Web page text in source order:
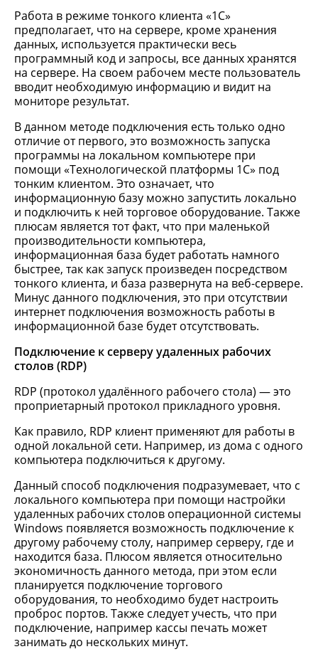
Работа в режиме тонкого клиента «1С»
предполагает, что на сервере, кроме хранения
данных, используется практически весь
программный код и запросы, все данных хранятся
на сервере. На своем рабочем месте пользователь
вводит необходимую информацию и видит на
мониторе результат.
В данном методе подключения есть только одно
отличие от первого, это возможность запуска
программы на локальном компьютере при
помощи «Технологической платформы 1С» под
тонким клиентом. Это означает, что
информационную базу можно запустить локально
и подключить к ней торговое оборудование. Также
плюсам является тот факт, что при маленькой
производительности компьютера,
информационная база будет работать намного
быстрее, так как запуск произведен посредством
тонкого клиента, и база развернута на веб-сервере.
Минус данного подключения, это при отсутствии
интернет подключения возможность работы в
информационной базе будет отсутствовать.
Подключение к серверу удаленных рабочих
столов (RDP)
RDP (протокол удалённого рабочего стола) — это
проприетарный протокол прикладного уровня.
Как правило, RDP клиент применяют для работы в
одной локальной сети. Например, из дома с одного
компьютера подключиться к другому.
Данный способ подключения подразумевает, что с
локального компьютера при помощи настройки
удаленных рабочих столов операционной системы
Windows появляется возможность подключение к
другому рабочему столу, например серверу, где и
находится база. Плюсом является относительно
экономичность данного метода, при этом если
планируется подключение торгового
оборудования, то необходимо будет настроить
проброс портов. Также следует учесть, что при
подключение, например кассы печать может
занимать до нескольких минут.